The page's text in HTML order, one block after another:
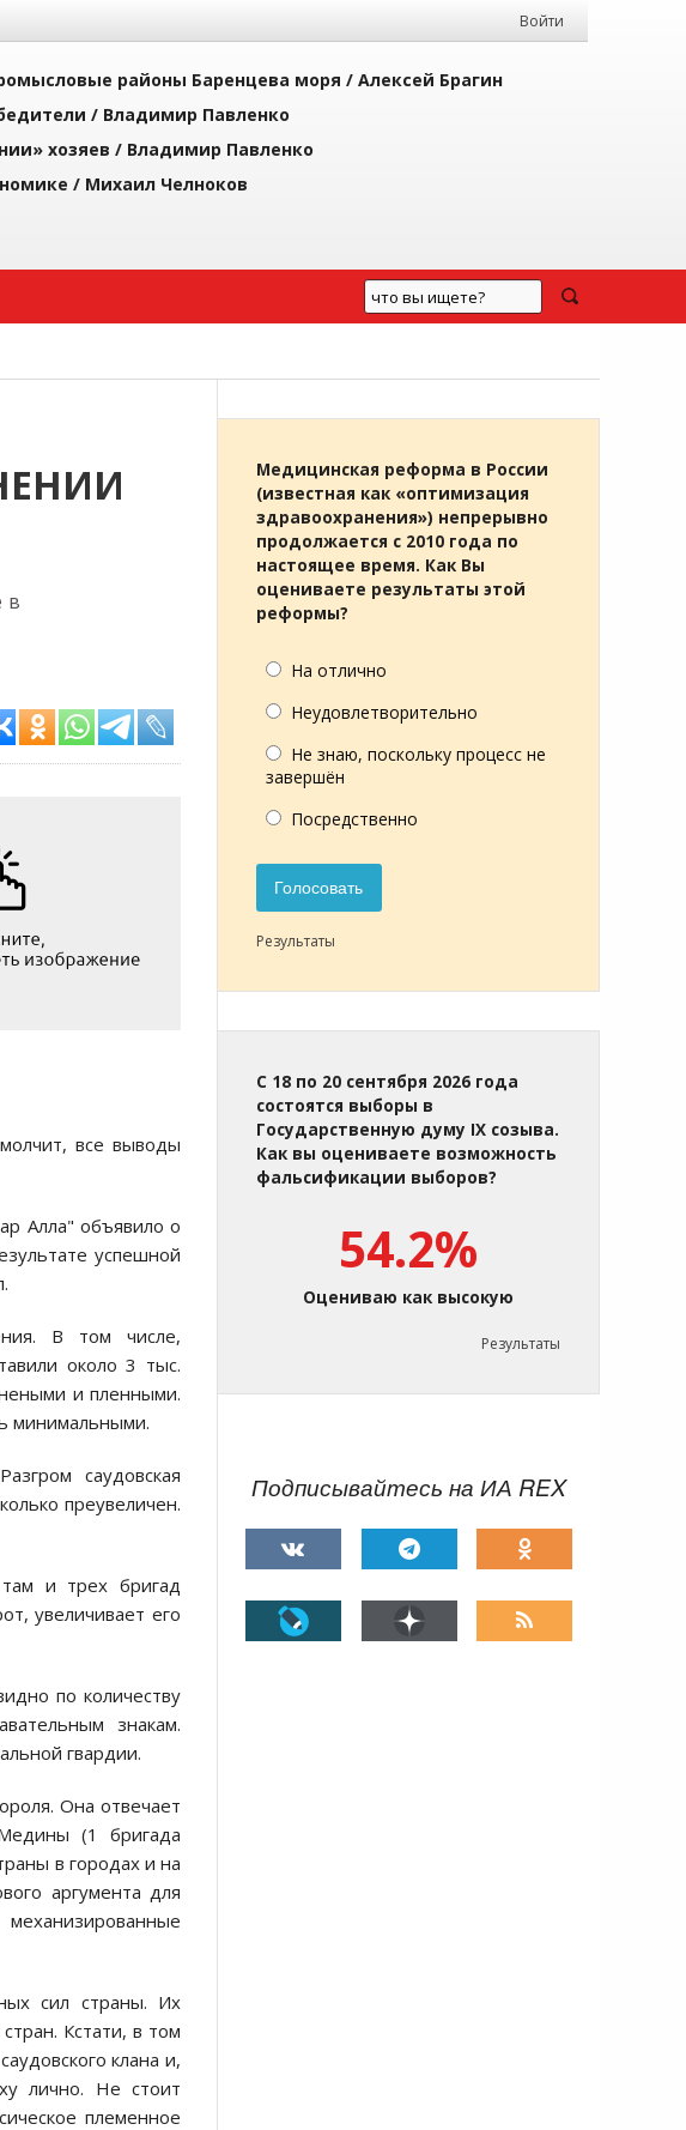
Войти
районы Баренцева моря / Алексей Брагин
/ Владимир Павленко
хозяев / Владимир Павленко
/ Михаил Челноков
в
все выводы
Алла" объявило о
успешной
В том числе,
около 3 тыс.
и пленными.
минимальными.
саудовская
преувеличен.
и трех бригад
увеличивает его
по количеству
знакам.
гвардии.
Она отвечает
(1 бригада
в городах и на
аргумента для
сил страны. Их
Кстати, в том
клана и,
лично. Не стоит
племенное
Медицинская реформа в России
(известная как «оптимизация
здравоохранения») непрерывно
продолжается с 2010 года по
настоящее время. Как Вы
оцениваете результаты этой
реформы?
На отлично
Неудовлетворительно
Не знаю, поскольку процесс не
завершён
Посредственно
Голосовать
Результаты
С 18 по 20 сентября 2026 года
состоятся выборы в
Государственную думу IX созыва.
Как вы оцениваете возможность
фальсификации выборов?
54.2%
Оцениваю как высокую
Результаты
Подписывайтесь на ИА REX